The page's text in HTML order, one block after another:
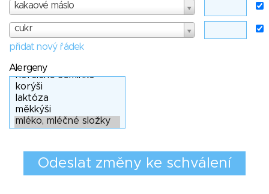
kakaové máslo
cukr
přidat nový řádek
Alergeny